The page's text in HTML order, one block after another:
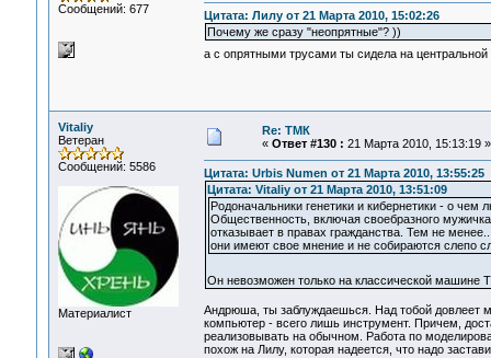
Сообщений: 677
Цитата: Лилу от 21 Марта 2010, 15:02:26
Почему же сразу "неопрятные"? ))
а с опрятными трусами ты сидела на
Vitaliy
Ветеран
Сообщений: 5586
Материалист
Re: ТМК
« Ответ #130 : 21 Марта 2010, 15:13:19 »
Цитата: Urbis Numen от 21 Марта 2010, 13:55:25
Цитата: Vitaliy от 21 Марта 2010, 13:51:09
Родоначальники генетики и кибернетики - о
Общественность, включая своебразного
отказывает в правах гражданства. Тем не
они имеют свое мнение и не собираются слепо
Он невозможен только на классической машине
Андрюша, ты заблуждаешься. Над тобой довлеет
компьютер - всего лишь инструмент. Причем,
реализовывать на обычном. Работа по
похож на Лилу, которая надеется, что надо